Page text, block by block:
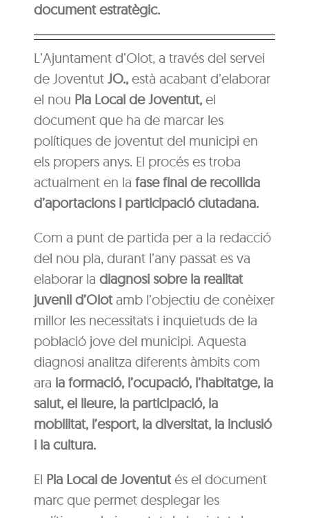
document estratègic.
L’Ajuntament d’Olot, a través del servei
de JoventutJO., està acabant d’elaborar
el nou Pla Local de Joventut, el
document que ha de marcar les
polítiques de joventut del municipi en
els propers anys. El procés es troba
actualment en lafase final de recollida
d’aportacions i participació ciutadana.
Com a punt de partida per a la redacció
del nou pla, durant l’any passat es va
elaborar ladiagnosi sobre la realitat
juvenil d’Olotamb l’objectiu de conèixer
millor les necessitats i inquietuds de la
població jove del municipi. Aquesta
diagnosi analitza diferents àmbits com
ara la formació, l’ocupació, l’habitatge, la
salut, el lleure, la participació, la
mobilitat, l’esport, la diversitat, la inclusió
i la cultura.
El Pla Local de Joventutés el document
marc que permet desplegar les